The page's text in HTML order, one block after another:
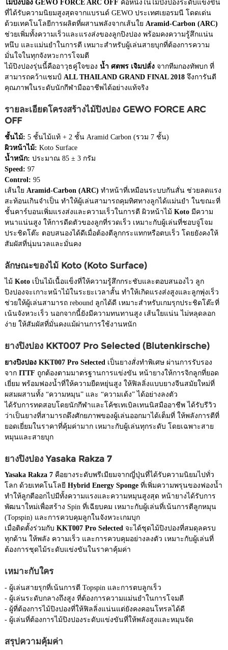
ไม้ปิงปอง GEWO FORCE ARC OFF คือหนึ่งในไม้ปิงปองระดับแข่งขัน
ที่ได้รับความนิยมสูงสุดจากแบรนด์ GEWO ประเทศเยอรมนี โดดเด่น
ด้วยเทคโนโลยีการผลิตที่ผสานพลังจากเส้นใย Aramid-Carbon (ARC)
ช่วยเพิ่มทั้งความเร็วและแรงส่งของลูกปิงปอง พร้อมคงความรู้สึกแน่น
หนึบ และแม่นยำในการตี เหมาะสำหรับผู้เล่นสายบุกที่ต้องการความ
มั่นใจในทุกจังหวะการโจมตี
ไม้ปิงปองรุ่นนี้คืออาวุธคู่ใจของ น้ำ ศตพร เจิมปลั่ง จากทีมกองทัพบก ที่
สามารถคว้าแชมป์ ALL THAILAND GRAND FINAL 2018 จึงการันตี
คุณภาพในระดับนักกีฬามืออาชีพได้อย่างแท้จริง
รายละเอียดโครงสร้างไม้ปิงปอง GEWO FORCE ARC
OFF
ชั้นไม้: 5 ชั้นไม้แท้ + 2 ชั้น Aramid Carbon (รวม 7 ชั้น)
ผิวหน้าไม้: Koto Surface
น้ำหนัก: ประมาณ 85 ± 3 กรัม
Speed: 97
Control: 95
เส้นใย Aramid-Carbon (ARC) ทำหน้าที่เหมือนระบบกันสั่น ช่วยลดแรง
สะท้อนเกินจำเป็น ทำให้ผู้เล่นสามารถคุมทิศทางลูกได้แม่นยำ ในขณะที่
ชั้นคาร์บอนเพิ่มแรงส่งและความเร็วในการตี ผิวหน้าไม้ Koto มีความ
หนาแน่นสูง ให้การดีดตัวของลูกที่รวดเร็ว เหมาะกับผู้เล่นที่ชอบจู่โจม
ประชิดโต๊ะ ตอบสนองได้ดีเมื่อต้องตีลูกกระแทกหรือตบเร็ว โดยยังคงให้
สัมผัสที่นุ่มนวลและมั่นคง
ลักษณะของไม้ Koto (Koto Surface)
ไม้ Koto เป็นไม้เนื้อแข็งที่ให้ความรู้สึกกระชับและตอบสนองไว ลูก
ปิงปองจะเกาะหน้าไม้ในระยะเวลาสั้น ทำให้เกิดแรงส่งสูงและลูกพุ่งเร็ว
ช่วยให้ผู้เล่นสามารถ rebound ลูกได้ดี เหมาะสำหรับเกมรุกประชิดโต๊ะที่
เน้นจังหวะเร็ว นอกจากนี้ยังมีความทนทานสูง เส้นใยแน่น ไม่หลุดลอก
ง่าย ให้สัมผัสที่มั่นคงแม้ผ่านการใช้งานหนัก
ยางปิงปอง KKT007 Pro Selected (Blutenkirsche)
ยางปิงปอง KKT007 Pro Selected เป็นยางสั่งทำพิเศษ ผ่านการรับรอง
จาก ITTF ถูกต้องตามมาตรฐานการแข่งขัน หน้ายางให้การจิกลูกที่ยอด
เยี่ยม พร้อมฟองน้ำที่ให้ความยืดหยุ่นสูง ให้ฟิลลิ่งแบบยางจีนสมัยใหม่ที่
ผสมผสานทั้ง “ความหมุน” และ “ความเด้ง” ได้อย่างลงตัว
ได้รับการทดสอบโดยนักกีฬาและโค้ชเทเบิลเทนนิสมืออาชีพ ได้รับรีวิว
ว่าเป็นยางที่สามารถดึงศักยภาพของผู้เล่นออกมาได้เต็มที่ ให้พลังการตีที่
ยอดเยี่ยมในราคาที่คุ้มค่ามาก เหมาะกับผู้เล่นทุกระดับ โดยเฉพาะสาย
หมุนและสายบุก
ยางปิงปอง Yasaka Rakza 7
Yasaka Rakza 7 คือยางระดับพรีเมียมจากญี่ปุ่นที่ได้รับความนิยมไปทั่ว
โลก ด้วยเทคโนโลยี Hybrid Energy Sponge ที่เพิ่มความพรุนของฟองน้ำ
ทำให้ลูกตีออกไปมีทั้งความแรงและความหมุนสูงสุด หน้ายางได้รับการ
พัฒนาใหม่เพื่อสร้าง Spin ที่เฉียบคม เหมาะกับผู้เล่นที่เน้นการตีลูกหมุน
(Topspin) และการควบคุมลูกในจังหวะเกมบุก
เมื่อติดตั้งร่วมกับ KKT007 Pro Selected จะได้ชุดไม้ปิงปองที่สมดุลครบ
ทุกด้าน ให้พลัง ความเร็ว และการควบคุมอย่างลงตัว เหมาะกับผู้เล่นที่
ต้องการชุดไม้ระดับแข่งขันในราคาคุ้มค่า
เหมาะกับใคร
- ผู้เล่นสายรุกที่เน้นการตี Topspin และการตบลูกเร็ว
- ผู้เล่นระดับกลางถึงสูง ที่ต้องการความแม่นยำในการโจมตี
- ผู้ที่ต้องการไม้ปิงปองที่ให้ฟิลลิ่งแน่นแต่ยังคงคอนโทรลได้ดี
- ผู้เล่นที่ต้องการไม้ปิงปองระดับแข่งขันที่ให้พลังสูงและหมุนจัด
สรุปความคุ้มค่า